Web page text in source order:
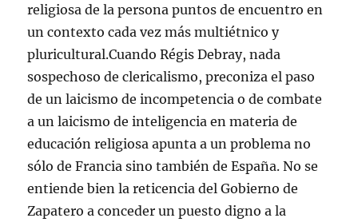
religiosa de la persona puntos de encuentro en
un contexto cada vez más multiétnico y
pluricultural.Cuando Régis Debray, nada
sospechoso de clericalismo, preconiza el paso
de un laicismo de incompetencia o de combate
a un laicismo de inteligencia en materia de
educación religiosa apunta a un problema no
sólo de Francia sino también de España. No se
entiende bien la reticencia del Gobierno de
Zapatero a conceder un puesto digno a la